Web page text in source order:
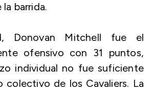
barrida.
Donovan Mitchell fue el
ofensivo con 31 puntos,
individual no fue suficiente
colectivo de los Cavaliers. La